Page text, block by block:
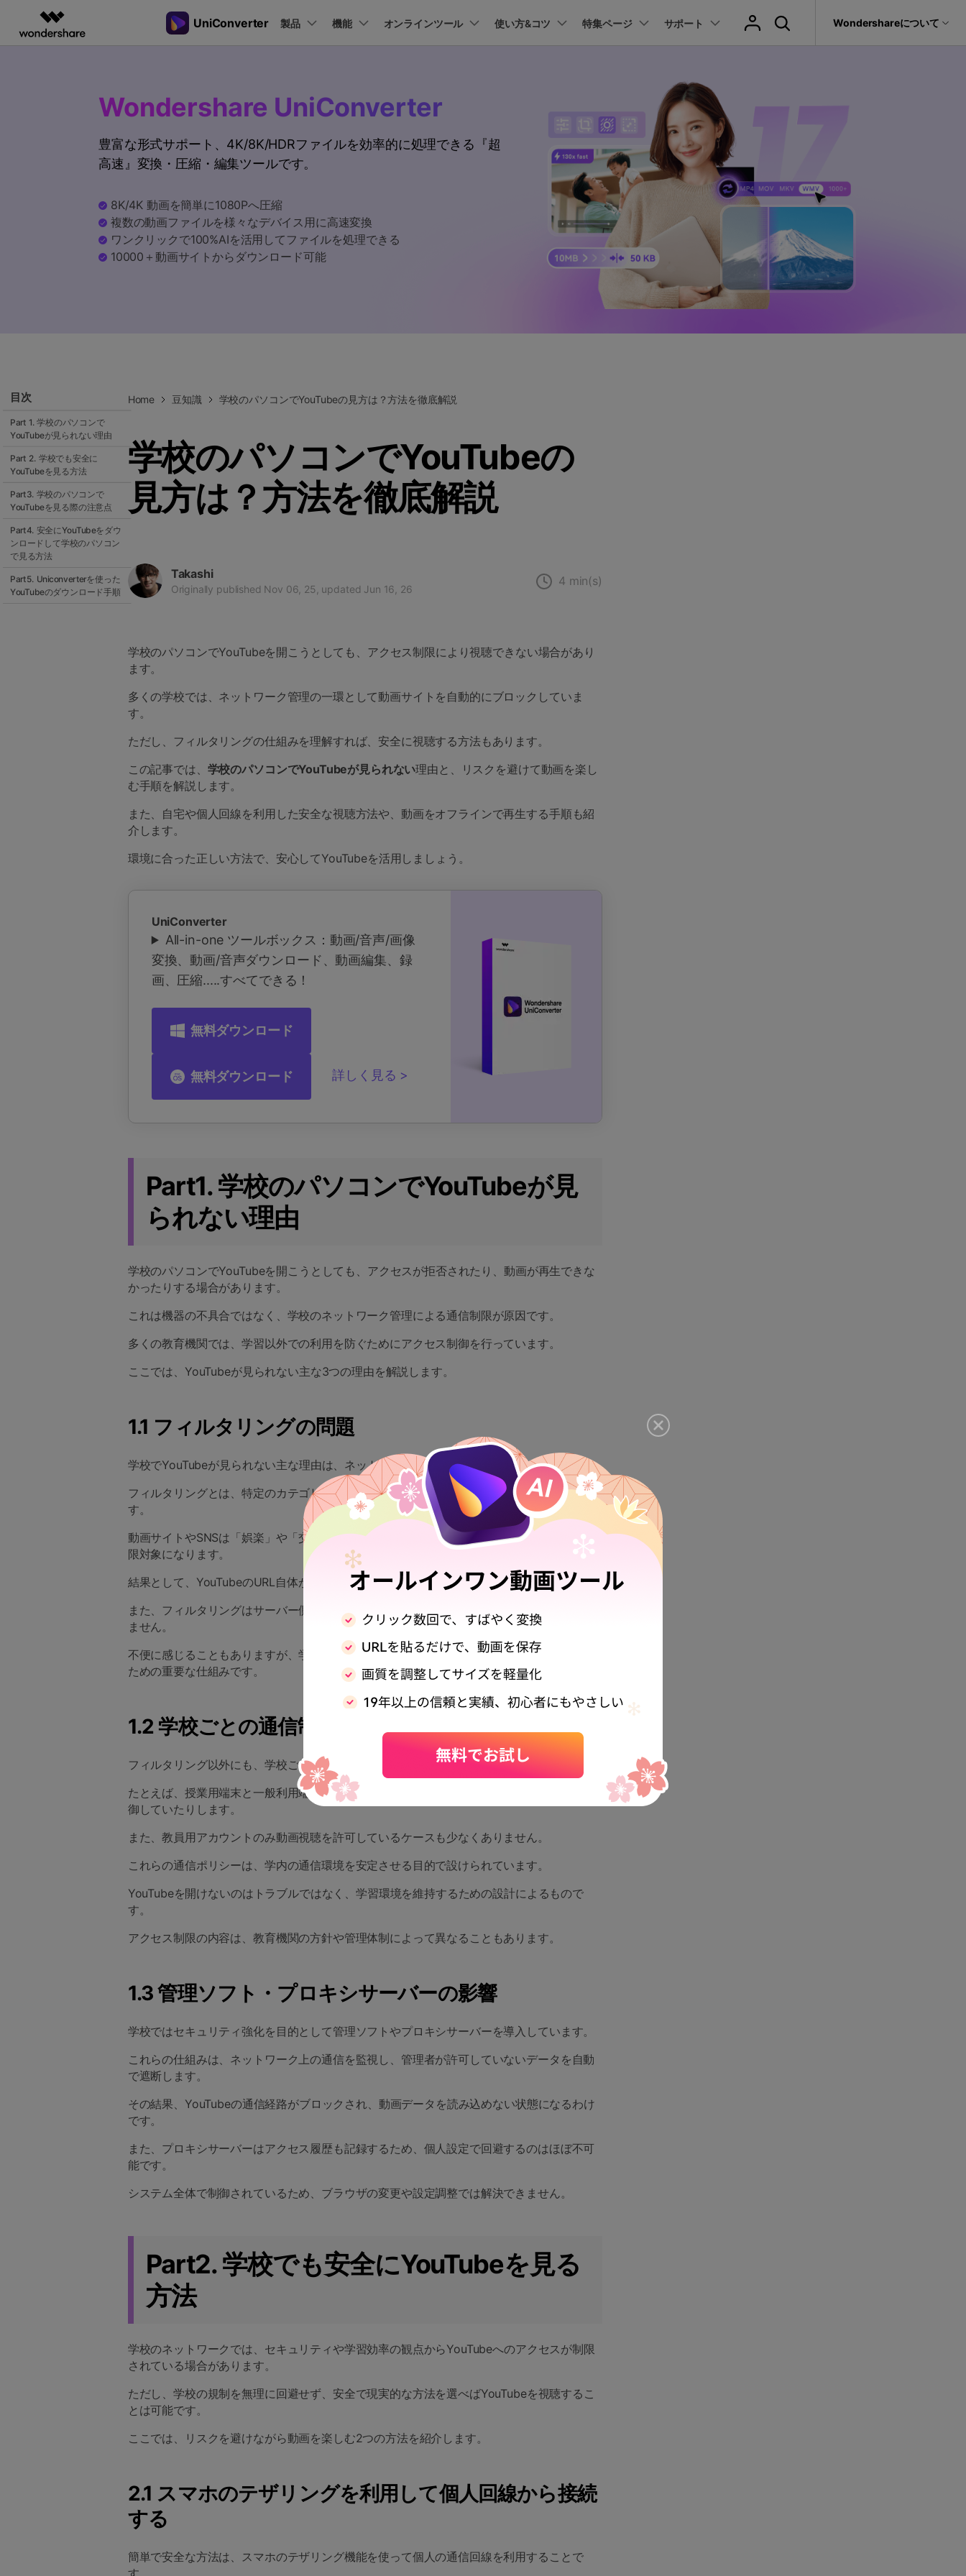
製品
EdrawMax
EdrawMind
マインドマップソフト
PDFelement
PDFelement Cloud
データ復元・バックアップ
Recoverit
データ復元ソフト
Repairit
動画・写真・ファイル修復ソフト
Dr.Fone
スマートフォン管理ソフト
MobileTrans
スマホ間のデータ転送ソフト
FamiSafe
子供の安全を守るアプリ
法人・教育・パートナー
学生・教員向け
代理店募集
PDFelement EdrawMind
EdrawMax
Filmora
UniConverter
データ復元・転送
Dr.Fone
Recoverit
企業情報
お問い合わせ
プラン＆価格 サポート Wondershareについて
UniConverter 製品
UniConverter Windows版
UniConverter Mac版
機能
音声ファイルや動画ファイルを正
様々なデバイス用に高速変換
Hot
AI動画補正 > AI 画像補正 >
テキスト読み上げ > シーン検出 >
透かし編集 >
>
ボイスチェンジャー
音声/動画
動画・音声変換 >
動画・音声圧縮 >
動画・音声編集 > 音声をテキストに >
その他の機能 > 録画・録音 >
DVD・CD作成 >
オンラインツール
オンライン動画変換ツール
動画・音声・画像の無料変換
Hot
使い方&コツ
操作ガイド
Macユーザー向け
動画関連のコツ
動画・音楽変換
動画ダウンロード
動画圧縮
もっと見る >>
特集ページ
多機能ビデオ処理ソフト
教育現場で活用
YouTube関連
活用シーン
サポート
バージョン履歴
Wondershare UniConverter
豊富な形式サポート、4K/8K/HDRファイルを効率的に処理できる『超
高速』変換・圧縮・編集ツールです。
8K/4K 動画を簡単に1080Pへ圧縮
複数の動画ファイルを様々なデバイス用に高速変換
ワンクリックで100%AIを活用してファイルを処理できる
10000＋動画サイトからダウンロード可能
Home 豆知識 学校のパソコンでYouTubeの見方は？方法を徹底解説
学校のパソコンでYouTubeの
見方は？方法を徹底解説
Takashi
Originally published Nov 06, 25, updated Jun 16, 26
4 min(s)
学校のパソコンでYouTubeを開こうとしても、アクセス制限により視聴できない場合があり
ます。
多くの学校では、ネットワーク管理の一環として動画サイトを自動的にブロックしていま
す。
ただし、フィルタリングの仕組みを理解すれば、安全に視聴する方法もあります。
この記事では、 学校のパソコンでYouTubeが見られない理由と、リスクを避けて動画を楽し
む手順を解説します。
また、自宅や個人回線を利用した安全な視聴方法や、動画をオフラインで再生する手順も紹
介します。
環境に合った正しい方法で、安心してYouTubeを活用しましょう。
UniConverter
All-in-one ツールボックス：動画/音声/画像
変換、動画/音声ダウンロード、動画編集、録
画、圧縮.....すべてできる！
無料ダウンロード
無料ダウンロード 詳しく見る
Part1. 学校のパソコンでYouTubeが見
られない理由
学校のパソコンでYouTubeを開こうとしても、アクセスが拒否されたり、動画が再生できな
かったりする場合があります。
これは機器の不具合ではなく、学校のネットワーク管理による通信制限が原因です。
多くの教育機関では、学習以外での利用を防ぐためにアクセス制御を行っています。
ここでは、YouTubeが見られない主な3つの理由を解説します。
1.1 フィルタリングの問題
学校でYouTubeが見られない主な理由は、ネットワークに設定されたフィルタリングです。
フィルタリングとは、特定のカテゴリに属するサイトを自動でブロックする仕組みを指しま
す。
動画サイトやSNSは「娯楽」や「交流」に分類されるため、教育機関のネットワークでは制
限対象になります。
結果として、YouTubeのURL自体が遮断され、再生できない状態になるわけです。
また、フィルタリングはサーバー側で集中管理されており、ユーザーが解除することはでき
ません。
不便に感じることもありますが、学習中の集中力を保ち、ウイルス感染や情報漏えいを防ぐ
ための重要な仕組みです。
1.2 学校ごとの通信制限やポリシー設定
フィルタリング以外にも、学校ごとの通信ポリシーが影響する場合があります。
たとえば、授業用端末と一般利用端末でアクセス範囲を分けていたり、時間帯で通信量を制
御していたりします。
また、教員用アカウントのみ動画視聴を許可しているケースも少なくありません。
これらの通信ポリシーは、学内の通信環境を安定させる目的で設けられています。
YouTubeを開けないのはトラブルではなく、学習環境を維持するための設計によるもので
す。
アクセス制限の内容は、教育機関の方針や管理体制によって異なることもあります。
1.3 管理ソフト・プロキシサーバーの影響
学校ではセキュリティ強化を目的として管理ソフトやプロキシサーバーを導入しています。
これらの仕組みは、ネットワーク上の通信を監視し、管理者が許可していないデータを自動
で遮断します。
その結果、YouTubeの通信経路がブロックされ、動画データを読み込めない状態になるわけ
です。
また、プロキシサーバーはアクセス履歴も記録するため、個人設定で回避するのはほぼ不可
能です。
システム全体で制御されているため、ブラウザの変更や設定調整では解決できません。
Part2. 学校でも安全にYouTubeを見る
方法
学校のネットワークでは、セキュリティや学習効率の観点からYouTubeへのアクセスが制限
されている場合があります。
ただし、学校の規制を無理に回避せず、安全で現実的な方法を選べばYouTubeを視聴するこ
とは可能です。
ここでは、リスクを避けながら動画を楽しむ2つの方法を紹介します。
2.1 スマホのテザリングを利用して個人回線から接続
する
簡単で安全な方法は、スマホのテザリング機能を使って個人の通信回線を利用することで
す。
目次
Part 1. 学校のパソコンで
YouTubeが見られない理由
Part 2. 学校でも安全に
YouTubeを見る方法
Part3. 学校のパソコンで
YouTubeを見る際の注意点
Part4. 安全にYouTubeをダウ
ンロードして学校のパソコン
で見る方法
Part5. Uniconverterを使った
YouTubeのダウンロード手順